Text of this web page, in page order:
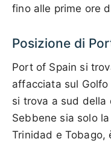
fino alle prime ore
Posizione di
Port of Spain si
affacciata sul
si trova a sud della
Sebbene sia solo
Trinidad e Tobago,